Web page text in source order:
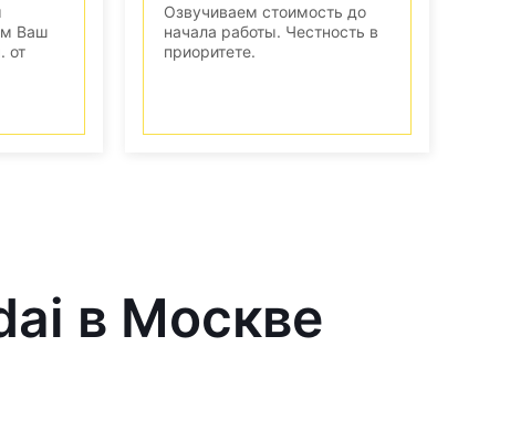
Ваш
от
Озвучиваем стоимость до
начала работы. Честность в
приоритете.
в Москве